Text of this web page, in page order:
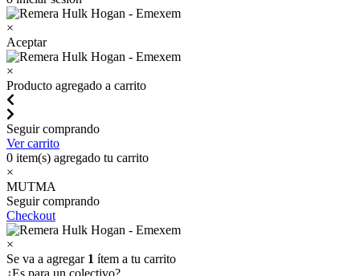
×
Aceptar
×
Producto agregado a carrito
Seguir comprando
Ver carrito
0 item(s) agregado tu carrito
×
MUTMA
Seguir comprando
Checkout
×
Se va a agregar 1 ítem a tu carrito
¿Es para un colectivo?